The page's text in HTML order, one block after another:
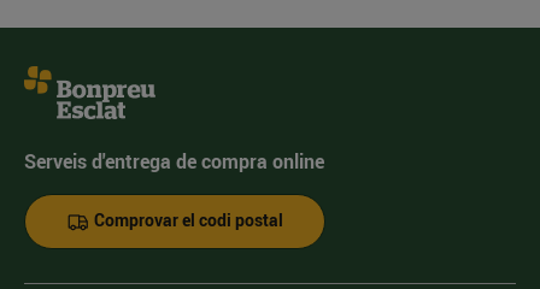
Serveis d'entrega de compra online
Comprovar el codi postal